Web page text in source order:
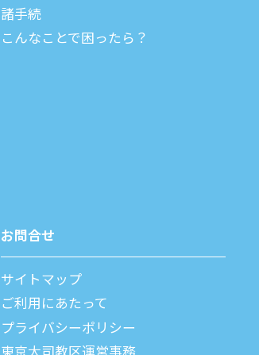
諸⼿続
こんなことで困ったら？
お問合せ
サイトマップ
ご利⽤にあたって
プライバシーポリシー
東京大司教区運営事務